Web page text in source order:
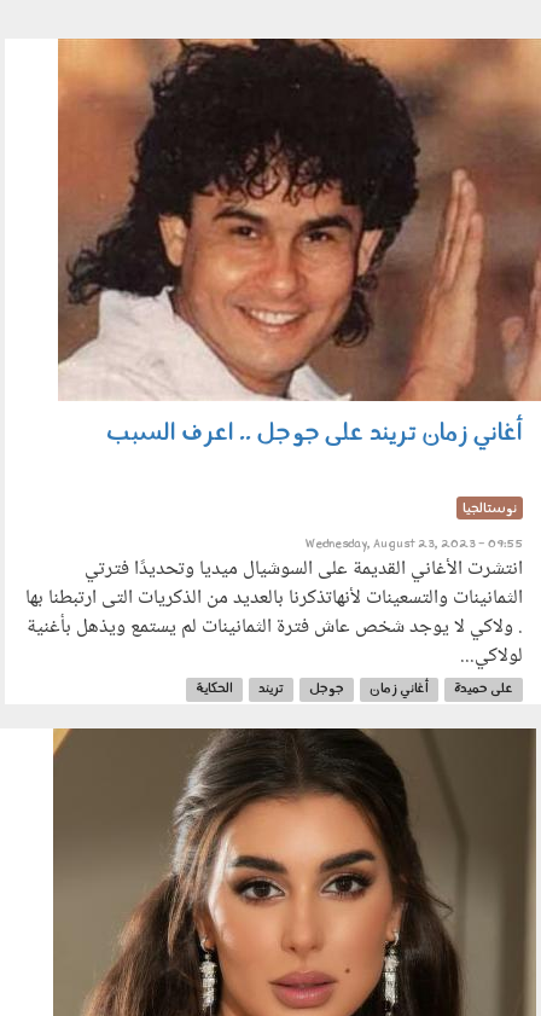
على حميدة
أغاني زمان تريند على جوجل .. اعرف السبب
نوستالجيا
Wednesday, August 23, 2023 - 09:55
انتشرت الأغاني القديمة على السوشيال ميديا وتحديدًا فترتي
الثمانينات والتسعينات لأنهاتذكرنا بالعديد من الذكريات التى ارتبطنا بها
. ولاكي لا يوجد شخص عاش فترة الثمانينات لم يستمع ويذهل بأغنية
لولاكي...
على حميدة أغاني زمان جوجل تريند الحكاية